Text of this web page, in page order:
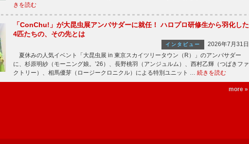
きを読む
「ConChu!」が大昆虫展アンバサダーに就任！ ハロプロ研修生から羽化した
4匹たちの、その先とは
インタビュー
2026年7月31日
夏休みの人気イベント「大昆虫展 in 東京スカイツリータウン（R）」のアンバサダー
に、杉原明紗（モーニング娘。’26）、長野桃羽（アンジュルム）、西村乙輝（つばきファ
クトリー）、相馬優芽（ロージークロニクル）による特別ユニット … 続きを読む
more »